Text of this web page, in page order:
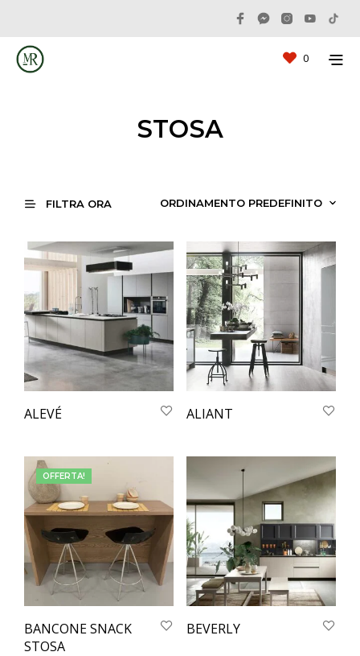
0
STOSA
FILTRA ORA
ALEVÉ ALIANT
OFFERTA!
BANCONE SNACK
STOSA
BEVERLY